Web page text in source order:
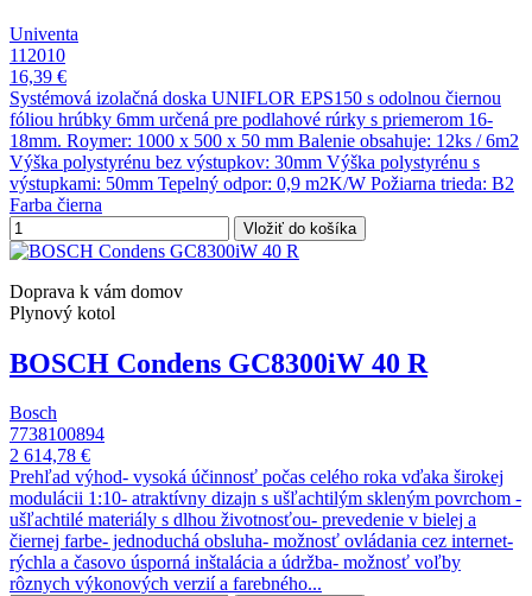
Univenta
112010
16,39 €
Systémová izolačná doska UNIFLOR EPS150 s odolnou čiernou
fóliou hrúbky 6mm určená pre podlahové rúrky s priemerom 16-
18mm. Roymer: 1000 x 500 x 50 mm Balenie obsahuje: 12ks / 6m2
Výška polystyrénu bez výstupkov: 30mm Výška polystyrénu s
výstupkami: 50mm Tepelný odpor: 0,9 m2K/W Požiarna trieda: B2
Farba čierna
Vložiť do košíka
Doprava k vám domov
Plynový kotol
BOSCH Condens GC8300iW 40 R
Bosch
7738100894
2 614,78 €
Prehľad výhod- vysoká účinnosť počas celého roka vďaka širokej
modulácii 1:10- atraktívny dizajn s ušľachtilým skleným povrchom -
ušľachtilé materiály s dlhou životnosťou- prevedenie v bielej a
čiernej farbe- jednoduchá obsluha- možnosť ovládania cez internet-
rýchla a časovo úsporná inštalácia a údržba- možnosť voľby
rôznych výkonových verzií a farebného...